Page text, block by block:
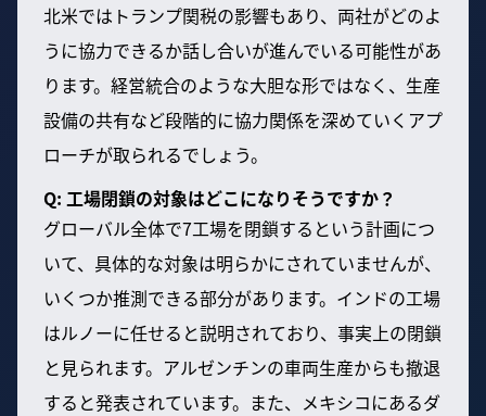
北米ではトランプ関税の影響もあり、両社がどのよ
うに協力できるか話し合いが進んでいる可能性があ
ります。経営統合のような大胆な形ではなく、生産
設備の共有など段階的に協力関係を深めていくアプ
ローチが取られるでしょう。
Q: 工場閉鎖の対象はどこになりそうですか？
グローバル全体で7工場を閉鎖するという計画につ
いて、具体的な対象は明らかにされていませんが、
いくつか推測できる部分があります。インドの工場
はルノーに任せると説明されており、事実上の閉鎖
と見られます。アルゼンチンの車両生産からも撤退
すると発表されています。また、メキシコにあるダ